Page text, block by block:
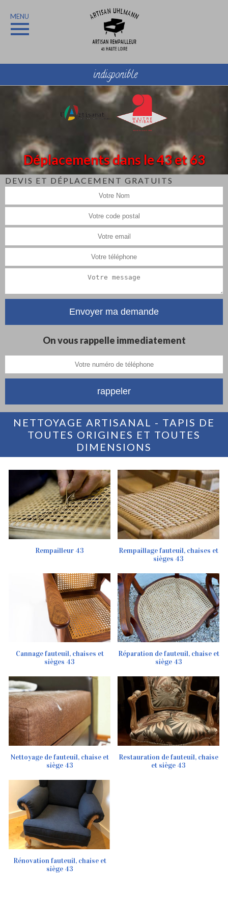
MENU
indisponible
Déplacements dans le 43 et 63
DEVIS ET DÉPLACEMENT GRATUITS
On vous rappelle immediatement
NETTOYAGE ARTISANAL - TAPIS DE
TOUTES ORIGINES ET TOUTES
DIMENSIONS
Rempailleur 43
Rempaillage fauteuil, chaises et
sièges 43
Cannage fauteuil, chaises et
sièges 43
Réparation de fauteuil, chaise et
siège 43
Nettoyage de fauteuil, chaise et
siège 43
Restauration de fauteuil, chaise
et siège 43
Rénovation fauteuil, chaise et
siège 43